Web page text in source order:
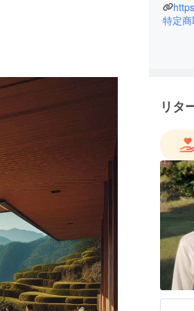
特定
リタ